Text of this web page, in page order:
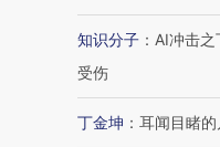
知识分子 ： AI冲击
受伤
丁金坤 ： 耳闻目睹